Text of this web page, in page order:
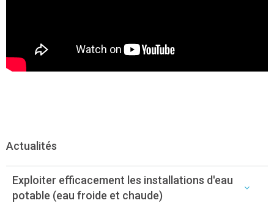
Actualités
Exploiter efficacement les installations d'eau
potable (eau froide et chaude)